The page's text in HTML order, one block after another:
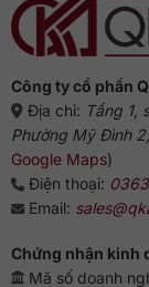
Công ty cổ phần
Địa chỉ: Tầng 1,
Phường Mỹ Đình
Google Maps)
Điện thoại:
Email:
Chứng nhận kinh
Mã số doanh